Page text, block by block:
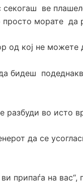
секогаш ве
морате да
од кој не можете
бидеш
разбуди во исто
да се
припаѓа на